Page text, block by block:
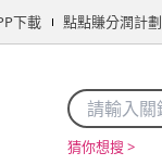
下載 點點賺分潤計劃
猜你想搜 >